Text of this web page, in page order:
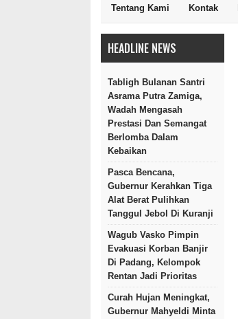
Tentang Kami Kontak
HEADLINE NEWS
Tabligh Bulanan Santri
Asrama Putra Zamiga,
Wadah Mengasah
Prestasi Dan Semangat
Berlomba Dalam
Kebaikan
Pasca Bencana,
Gubernur Kerahkan Tiga
Alat Berat Pulihkan
Tanggul Jebol Di Kuranji
Wagub Vasko Pimpin
Evakuasi Korban Banjir
Di Padang, Kelompok
Rentan Jadi Prioritas
Curah Hujan Meningkat,
Gubernur Mahyeldi Minta